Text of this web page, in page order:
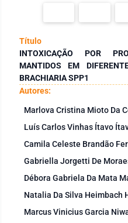
Título
INTOXICAÇÃO POR
MANTIDOS EM
BRACHIARIA SPP1
Autores:
Marlova Cristina Mioto Da
Luís Carlos Vinhas Ítavo
Camila Celeste Brandão
Gabriella Jorgetti De
Débora Gabriela Da Mata
Natalia Da Silva Heimbach
Marcus Vinicius Garcia